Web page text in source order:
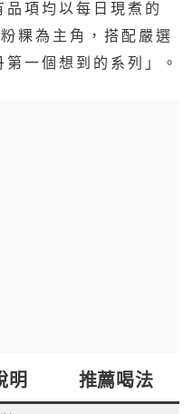
項均以每日現煮的
粿為主角，搭配嚴選
一個想到的系列」。
明 推薦喝法